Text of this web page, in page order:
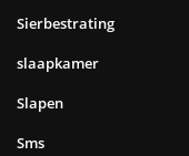
Sierbestrating
slaapkamer
Slapen
Sms